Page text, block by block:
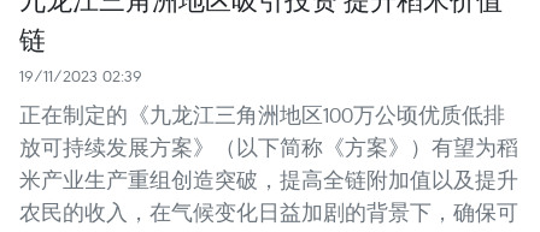
链
19/11/2023 02:39
正在制定的《九龙江三角洲地区100万公顷优质低排
放可持续发展方案》（以下简称《方案》）有望为稻
米产业生产重组创造突破，提高全链附加值以及提升
农民的收入，在气候变化日益加剧的背景下，确保可